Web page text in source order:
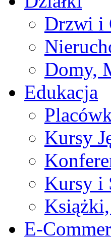
Drzwi i
Domy,
Edukacja
Kursy
Kursy i
E-